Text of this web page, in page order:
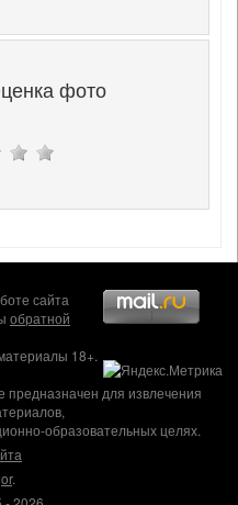
фото
сайта
обратной
18+.
предназначен для извлечения
образовательных целях.
.